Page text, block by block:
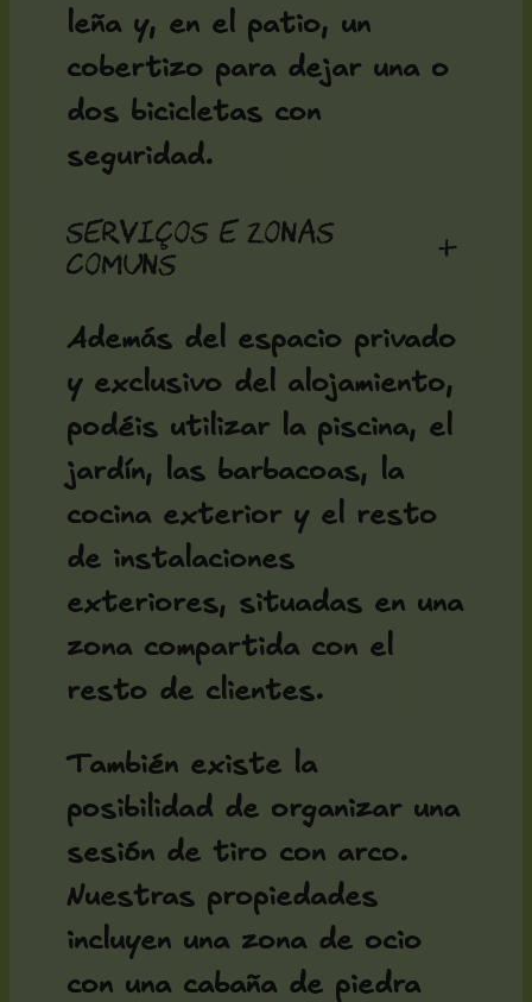
leña y, en el patio, un
cobertizo para dejar una o
dos bicicletas con
seguridad.
Serviços e zonas
comuns
+
Además del espacio privado
y exclusivo del alojamiento,
podéis utilizar la piscina, el
jardín, las barbacoas, la
cocina exterior y el resto
de instalaciones
exteriores, situadas en una
zona compartida con el
resto de clientes.
También existe la
posibilidad de organizar una
sesión de tiro con arco.
Nuestras propiedades
incluyen una zona de ocio
con una cabaña de piedra